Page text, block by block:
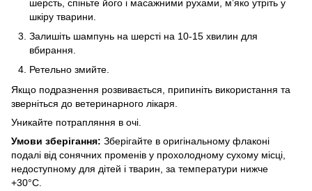
шерсть, спіньте його і масажними рухами, м’яко утріть у
шкіру тварини.
Залишіть шампунь на шерсті на 10-15 хвилин для
вбирання.
Ретельно змийте.
Якщо подразнення розвивається, припиніть використання та
зверніться до ветеринарного лікаря.
Уникайте потрапляння в очі.
Умови зберігання: Зберігайте в оригінальному флаконі
подалі від сонячних променів у прохолодному сухому місці,
недоступному для дітей і тварин, за температури нижче
+30°C.